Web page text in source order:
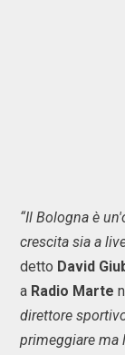
“Il Bologna è
crescita sia a
detto David
a Radio Marte
direttore
primeggiare ma